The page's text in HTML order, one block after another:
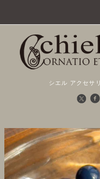
シエル アクセサ